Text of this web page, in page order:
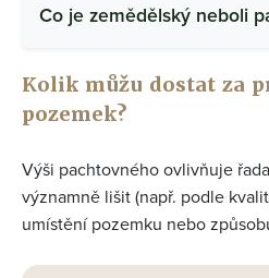
Co je zemědělský neboli
Kolik můžu dostat za
pozemek?
Výši pachtovného ovlivňuje
významně lišit (např. podle
umístění pozemku nebo